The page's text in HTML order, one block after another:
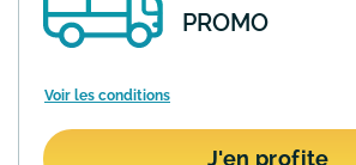
PROMO
Voir les conditions
J'en profite